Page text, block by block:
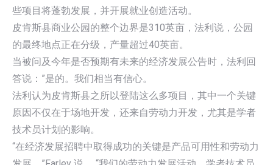
些项目将蓬勃发展，并开展就业创造活动。
皮肯斯县商业公园的整个边界是310英亩，法利说，公园
的最终地点正在分级，产量超过40英亩。
当被问及今年是否预期有未来的经济发展公告时，法利回
答说：”是的。我们相当有信心。
法利认为皮肯斯县之所以登陆这么多项目，其中一个关键
原因不仅在于场地开发，还来自劳动力开发，尤其是学者
技术员计划的影响。
“在经济发展招聘中取得成功的关键是产品可用性和劳动力